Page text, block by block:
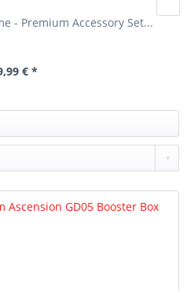
- Premium Accessory Set...
€ *